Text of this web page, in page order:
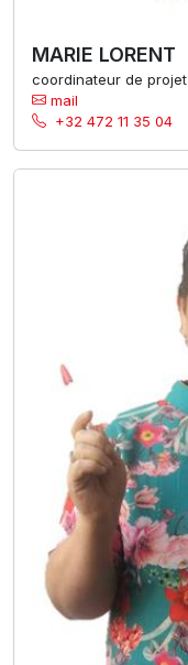
MARIE LORENT
coordinateur de projet
mail
+32 472 11 35 04